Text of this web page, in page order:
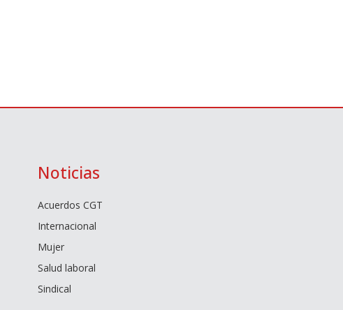
Noticias
Acuerdos CGT
Internacional
Mujer
Salud laboral
Sindical